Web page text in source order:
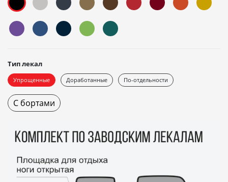
Тип лекал
Упрощенные Доработанные По-отдельности
С бортами